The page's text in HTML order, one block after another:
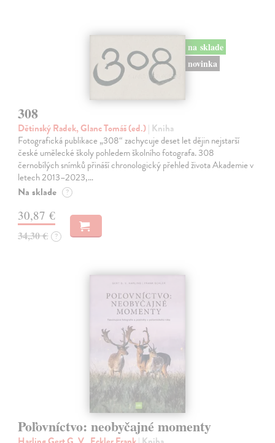
na sklade
novinka
308
Dětinský Radek, Glanc Tomáš (ed.)| Kniha
Fotografická publikace „308“ zachycuje deset let dějin nejstarší
české umělecké školy pohledem školního fotografa. 308
černobílých snímků přináší chronologický přehled života Akademie v
letech 2013–2023,…
Na sklade ?
30,87 €
34,30 € ?
Poľovníctvo: neobyčajné momenty